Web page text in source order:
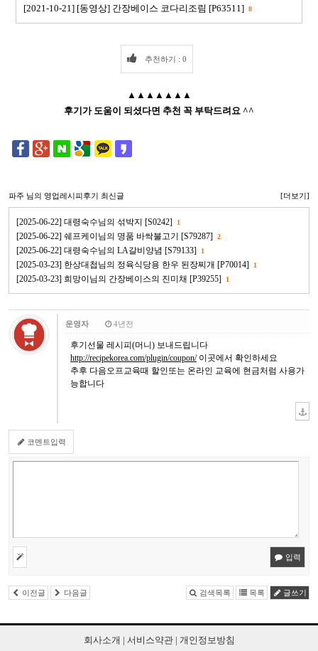
[2021-10-21] [동영상] 간장베이스 코다리조림 [P63511] 8
추천하기 : 0
▲▲▲▲▲▲▲
후기가 도움이 되셨다면 추천 꼭 부탁드려요 ^^
파주 님의 영업레시피후기 최신글 [더보기]
[2025-06-22] 대령숙수님의 섞박지 [S0242] 1
[2025-06-22] 쉐프케이님의 명품 바싹불고기 [S79287] 2
[2025-06-22] 대령숙수님의 LA갈비양념 [S79133] 1
[2025-03-23] 한상대첩님의 정육식당용 한우 된장찌개 [P70014] 1
[2025-03-23] 희망이님의 간장베이스의 진미채 [P39255] 1
운영자 4년전
후기선물 레시피(머니) 보내드립니다
http://recipekorea.com/plugin/coupon/이곳에서 확인하세요
추후 다음오프교육때 할인또는 온라인 교육에 현금처럼 사용가
능합니다
코멘트입력
입력
이전글 다음글 검색목록 목록 글쓰기
회사소개 | 서비스약관| 개인정보방침